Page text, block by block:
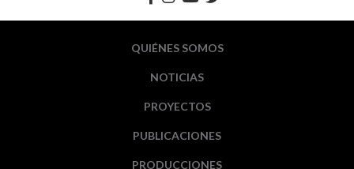
QUIÉNES SOMOS
NOTICIAS
PROYECTOS
PUBLICACIONES
PRODUCCIONES